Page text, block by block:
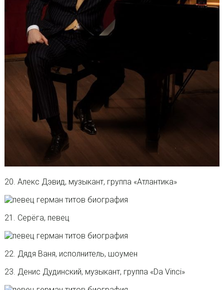
20. Алекс Дэвид, музыкант, группа «Атлантика»
21. Серёга, певец
22. Дядя Ваня, исполнитель, шоумен
23. Денис Дудинский, музыкант, группа «Da Vinci»